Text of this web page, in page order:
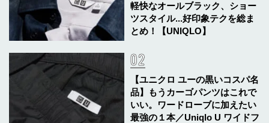
軽快なオールブラック、ショー
ツスタイル...好印象テクを総ま
とめ！【UNIQLO】
【ユニクロ ユーの黒いコスパ名
品】もうカーゴパンツはこれで
いい。ワードローブに加えたい
最強の１本／Uniqlo U ワイドフ